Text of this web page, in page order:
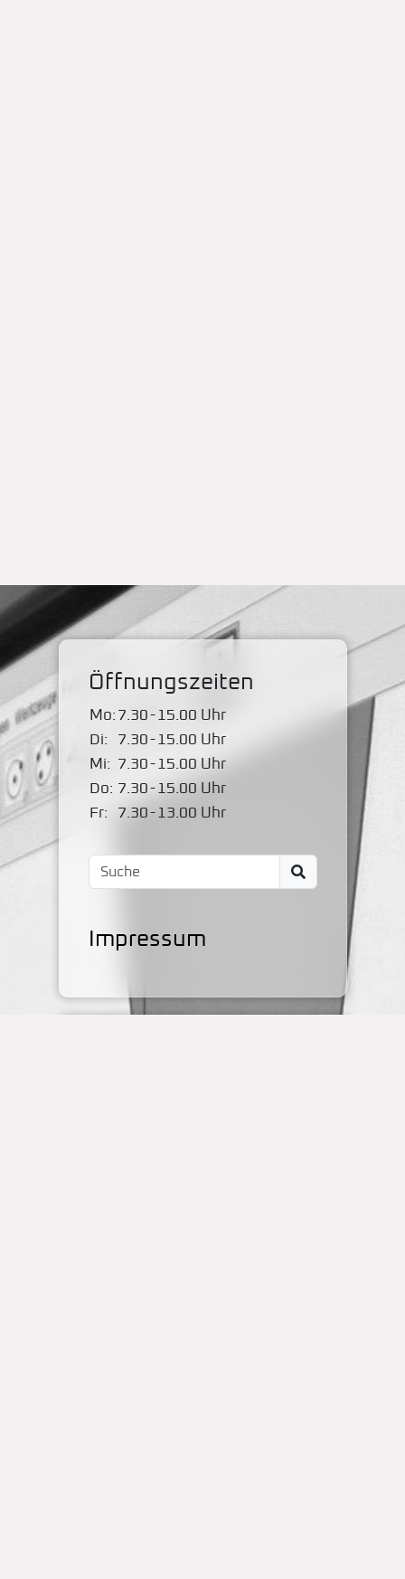
Öffnungszeiten
Mo: 7.30- 15.00 Uhr
Di:
7.30- 15.00 Uhr
Mi: 7.30- 15.00 Uhr
Do: 7.30- 15.00 Uhr
Fr:
7.30- 13.00 Uhr
Impressum